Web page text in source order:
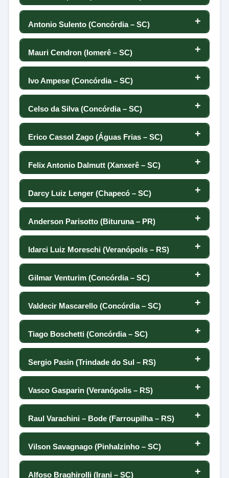
80
0
79
78
0
78
96
77
0
77
44
98
76
0
76
-80
25
99
75
0
75
16
-40
100
74
0
74
-75
-42
-26
101
73
0
73
Antonio Sulento (Concórdia – SC)
34
13
1
102
72
0
72
Mauri Cendron (Iomerê – SC)
-79
57
-50
103
71
0
71
Ivo Ampese (Concórdia – SC)
-23
-13
33
103
70
0
70
Celso da Silva (Concórdia – SC)
-29
-101
74
105
69
0
69
Erico Cassol Zago (Águas Frias – SC)
-66
9
24
106
68
0
68
Felix Antonio Dalmutt (Xanxerê – SC)
11
-16
-30
106
67
0
67
Darcy Luiz Lenger (Chapecó – SC)
91
-30
-74
106
66
0
66
Anderson Parisotto (Bituruna – PR)
21
-70
2
109
65
0
65
Idarci Luiz Moreschi (Veranópolis – RS)
-1
-76
4
110
64
0
64
Gilmar Venturim (Concórdia – SC)
-95
76
-57
111
63
0
Valdecir Mascarello (Concórdia – SC)
4
-112
65
112
62
Tiago Boschetti (Concórdia – SC)
7
75
-131
Sergio Pasin (Trindade do Sul – RS)
-19
-16
85
Vasco Gasparin (Veranópolis – RS)
-11
-69
Raul Varachini – Bode (Farroupilha – RS)
-15
Vilson Savagnago (Pinhalzinho – SC)
6
Alfoso Braghirolli (Irani – SC)